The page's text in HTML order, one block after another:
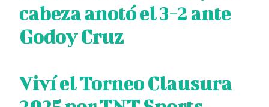
cabeza anotó el 3-2 ante
Godoy Cruz
Viví el Torneo Clausura